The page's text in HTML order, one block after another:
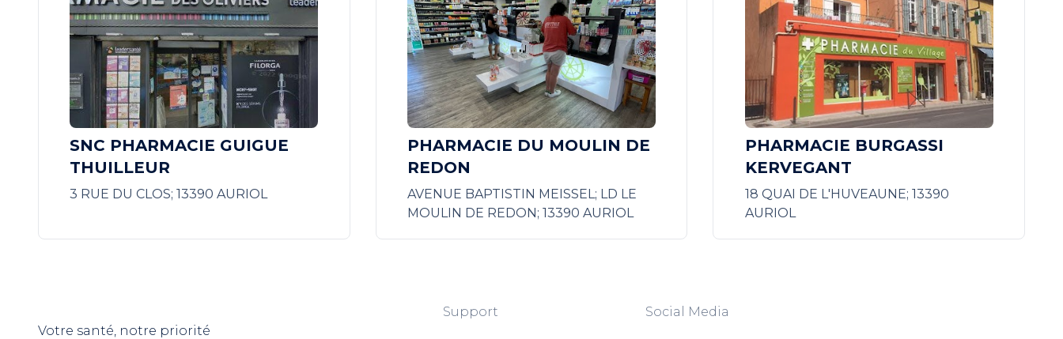
SNC PHARMACIE GUIGUE
THUILLEUR
3 RUE DU CLOS; 13390 AURIOL
PHARMACIE DU MOULIN DE
REDON
AVENUE BAPTISTIN MEISSEL; LD LE
MOULIN DE REDON; 13390 AURIOL
PHARMACIE BURGASSI
KERVEGANT
18 QUAI DE L'HUVEAUNE; 13390
AURIOL
Votre santé, notre priorité
Support Social Media